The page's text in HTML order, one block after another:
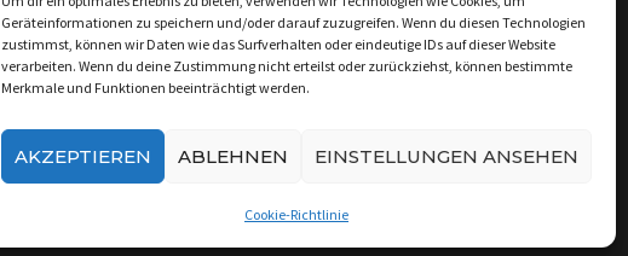
Geräteinformationen zu speichern und/oder darauf zuzugreifen. Wenn du diesen Technologien
zustimmst, können wir Daten wie das Surfverhalten oder eindeutige IDs auf dieser Website
verarbeiten. Wenn du deine Zustimmung nicht erteilst oder zurückziehst, können bestimmte
Merkmale und Funktionen beeinträchtigt werden.
AKZEPTIEREN ABLEHNEN EINSTELLUNGEN ANSEHEN
Cookie-Richtlinie
KONTAKT: